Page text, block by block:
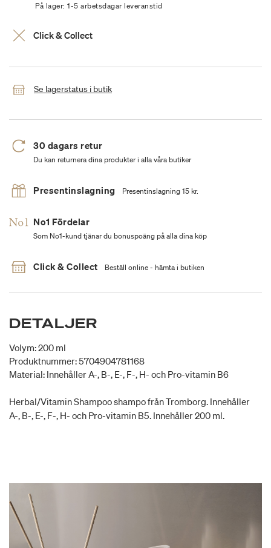
På lager: 1-5 arbetsdagar leveranstid
Click & Collect
Se lagerstatus i butik
30 dagars retur
Du kan returnera dina produkter i alla våra butiker
Presentinslagning Presentinslagning 15 kr.
No1 Fördelar
Som No1-kund tjänar du bonuspoäng på alla dina köp
Click & Collect Beställ online - hämta i butiken
DETALJER
Volym: 200 ml
Produktnummer: 5704904781168
Material: Innehåller A-, B-, E-, F-, H- och Pro-vitamin B6
Herbal/Vitamin Shampoo shampo från Tromborg. Innehåller
A-, B-, E-, F-, H- och Pro-vitamin B5. Innehåller 200 ml.